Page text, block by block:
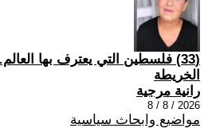
(33) فلسطين التي يعترف بها
الخريطة
رانية مرجية
2026 / 8 / 8
مواضيع وابحاث سياسية